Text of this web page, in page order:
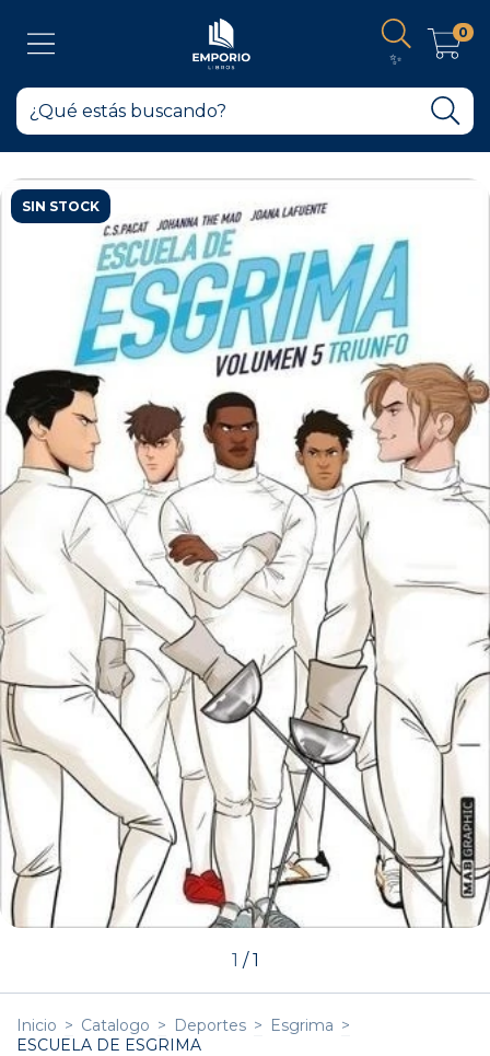
✨
0
SIN STOCK
1 /1
Inicio > Catalogo > Deportes > Esgrima >
ESCUELA DE ESGRIMA